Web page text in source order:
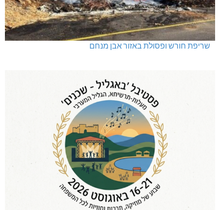
שריפת חורש ופסולת באזור אבן מנחם